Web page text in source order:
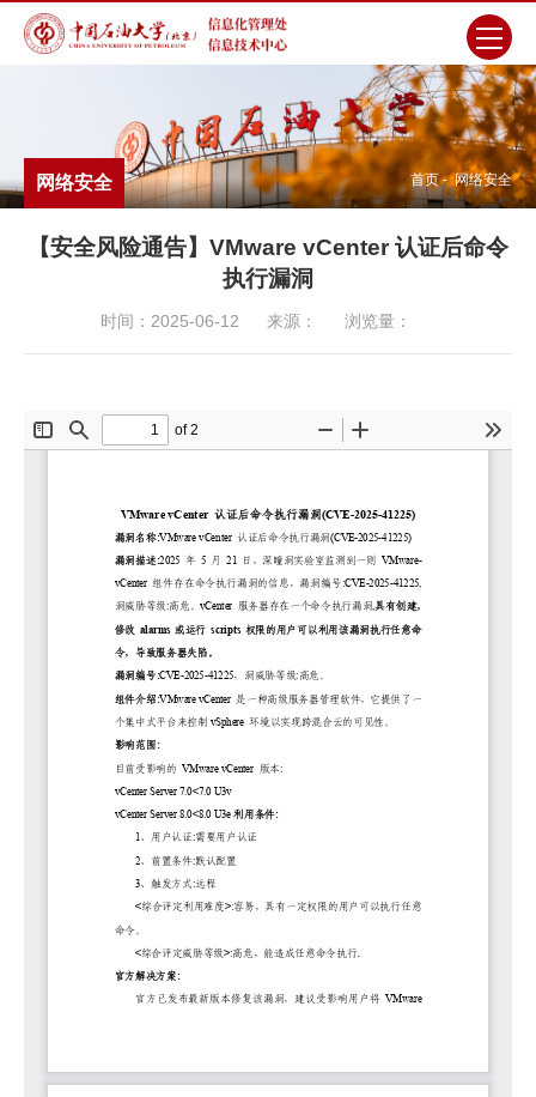
首页 - 网络安全
网络安全
【安全风险通告】VMware vCenter 认证后命令
执行漏洞
时间：2025-06-12 来源： 浏览量：